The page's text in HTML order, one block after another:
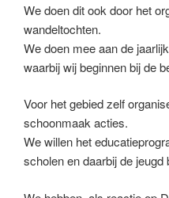
We doen dit ook door het
wandeltochten.
We doen mee aan de
waarbij wij beginnen bij de
Voor het gebied zelf
schoonmaak acties.
We willen het
scholen en daarbij de jeugd